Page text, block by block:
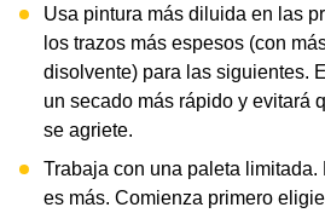
Usa pintura más diluida en las
los trazos más espesos (con
disolvente) para las siguientes.
un secado más rápido y evitará
se agriete.
Trabaja con una paleta limitada.
es más. Comienza primero